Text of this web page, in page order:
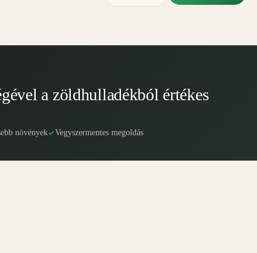
a zöldhulladékból értékes
növények Vegyszermentes megoldás